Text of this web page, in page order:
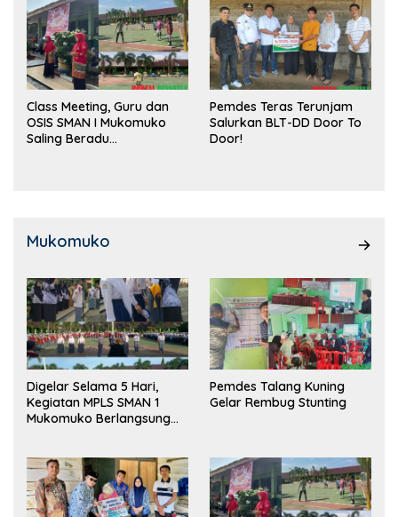
Class Meeting, Guru dan
OSIS SMAN I Mukomuko
Saling Beradu
Pemdes Teras Terunjam
Salurkan BLT-DD Door To
Door!
Mukomuko
Digelar Selama 5 Hari,
Kegiatan MPLS SMAN 1
Mukomuko Berlangsung
Pemdes Talang Kuning
Gelar Rembug Stunting